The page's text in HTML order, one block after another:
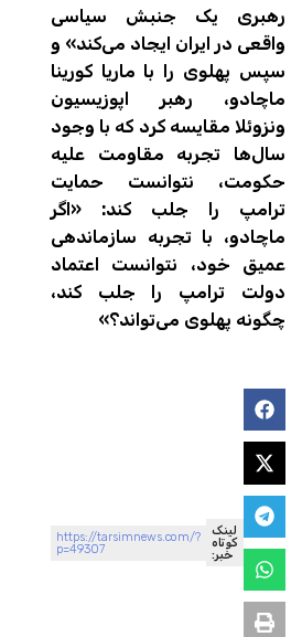
رهبری یک جنبش سیاسی
واقعی در ایران ایجاد می‌کند» و
سپس پهلوی را با ماریا کورینا
ماچادو، رهبر اپوزیسیون
ونزوئلا مقایسه کرد که با وجود
سال‌ها تجربه مقاومت علیه
حکومت، نتوانست حمایت
ترامپ را جلب کند: «اگر
ماچادو، با تجربه سازماندهی
عمیق خود، نتوانست اعتماد
دولت ترامپ را جلب کند،
چگونه پهلوی می‌تواند؟»
لینک
کوتاه
خبر:
https://tarsimnews.com/?
p=49307